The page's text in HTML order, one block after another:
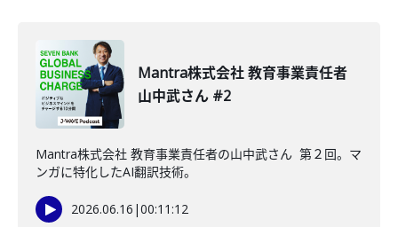
Mantra株式会社 教育事業責任者
山中武さん #2
Mantra株式会社 教育事業責任者の山中武さん 第２回。マ
ンガに特化したAI翻訳技術。
2026.06.16 |00:11:12